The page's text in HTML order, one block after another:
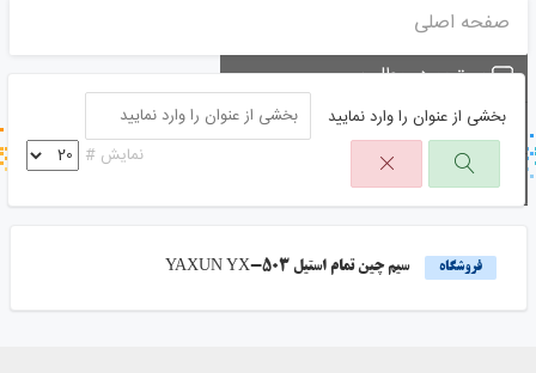
جستجو - تماس ها
جستجو در مطلب
جستجو در خبر خوان
جستجو - برچسب ها
صفحه اصلی
بخشی از عنوان را وارد نمایید
نمایش #
فروشگاه سیم چین تمام استیل YAXUN YX-503